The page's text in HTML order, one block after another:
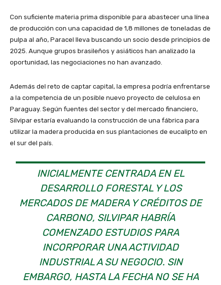
Con suficiente materia prima disponible para abastecer una línea
de producción con una capacidad de 1,8 millones de toneladas de
pulpa al año, Paracel lleva buscando un socio desde principios de
2025. Aunque grupos brasileños y asiáticos han analizado la
oportunidad, las negociaciones no han avanzado.
Además del reto de captar capital, la empresa podría enfrentarse
a la competencia de un posible nuevo proyecto de celulosa en
Paraguay. Según fuentes del sector y del mercado financiero,
Silvipar estaría evaluando la construcción de una fábrica para
utilizar la madera producida en sus plantaciones de eucalipto en
el sur del país.
INICIALMENTE CENTRADA EN EL
DESARROLLO FORESTAL Y LOS
MERCADOS DE MADERA Y CRÉDITOS DE
CARBONO, SILVIPAR HABRÍA
COMENZADO ESTUDIOS PARA
INCORPORAR UNA ACTIVIDAD
INDUSTRIAL A SU NEGOCIO. SIN
EMBARGO, HASTA LA FECHA NO SE HA